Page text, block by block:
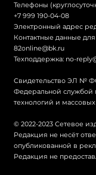
Телефоны
+7 999 190-04-08
Электронный адрес
Контактные данные
82online@bk.ru
Техподдержка: no-
Свидетельство ЭЛ №
Федеральной службой
технологий и
© 2022-2023 Сетевое
Редакция не несёт
опубликованной в
Редакция не